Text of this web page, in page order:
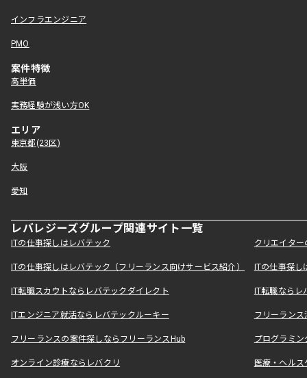
インフラエンジニア
PMO
案件特徴
高単価
実務経験が浅い方OK
エリア
東京都(23区)
大阪
愛知
レバレジーズグループ関連サイト一覧
ITの仕事探しはレバテック クリエイタ
ITの仕事探しはレバテック（フリーランス向けサービス紹介） ITの仕事探
IT転職スカウトならレバテックダイレクト IT転職なら
ITエンジニア就活ならレバテックルーキー フリーラン
フリーランスの案件探しならフリーランスHub プログラミ
オンライン診療ならレバクリ 医療・ヘル